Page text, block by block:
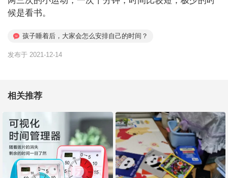
候是看书。
孩子睡着后，大家会怎么安排自己的时间？
发布于 2021-12-14
相关推荐